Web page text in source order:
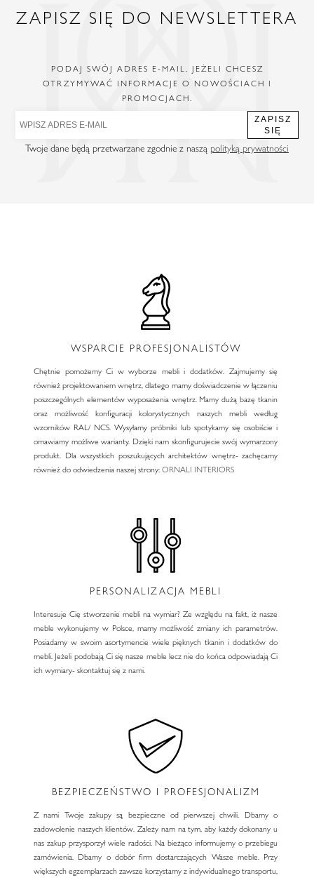
ZAPISZ SIĘ DO NEWSLETTERA
PODAJ SWÓJ ADRES E-MAIL, JEŻELI CHCESZ
OTRZYMYWAĆ INFORMACJE O NOWOŚCIACH I
PROMOCJACH.
ZAPISZ
SIĘ
Twoje dane będą przetwarzane zgodnie z naszą polityką prywatności
WSPARCIE PROFESJONALISTÓW
Chętnie pomożemy Ci w wyborze mebli i dodatków. Zajmujemy się
również projektowaniem wnętrz, dlatego mamy doświadczenie w łączeniu
poszczególnych elementów wyposażenia wnętrz. Mamy dużą bazę tkanin
oraz możliwość konfiguracji kolorystycznych naszych mebli według
wzorników RAL/ NCS. Wysyłamy próbniki lub spotykamy się osobiście i
omawiamy możliwe warianty. Dzięki nam skonfigurujecie swój wymarzony
produkt. Dla wszystkich poszukujących architektów wnętrz- zachęcamy
również do odwiedzenia naszej strony:ORNALI INTERIORS
PERSONALIZACJA MEBLI
Interesuje Cię stworzenie mebli na wymiar? Ze względu na fakt, iż nasze
meble wykonujemy w Polsce, mamy możliwość zmiany ich parametrów.
Posiadamy w swoim asortymencie wiele pięknych tkanin i dodatków do
mebli. Jeżeli podobają Ci się nasze meble lecz nie do końca odpowiadają Ci
ich wymiary- skontaktuj się z nami.
BEZPIECZEŃSTWO I PROFESJONALIZM
Z nami Twoje zakupy są bezpieczne od pierwszej chwili. Dbamy o
zadowolenie naszych klientów. Zależy nam na tym, aby każdy dokonany u
nas zakup przysporzył wiele radości. Na bieżąco informujemy o przebiegu
zamówienia. Dbamy o dobór firm dostarczających Wasze meble. Przy
większych egzemplarzach zawsze korzystamy z indywidualnego transportu,